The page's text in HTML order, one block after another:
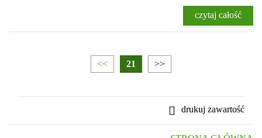
czytaj całość
<< 21 >>
drukuj zawartość